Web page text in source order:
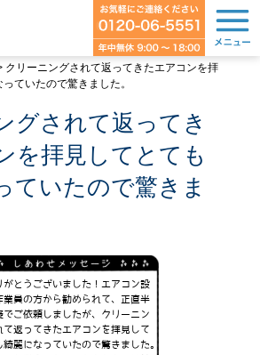
クリーニングされて返ってきたエアコンを拝
ていたので驚きました。
グされて返ってき
を拝見してとても
ていたので驚きま